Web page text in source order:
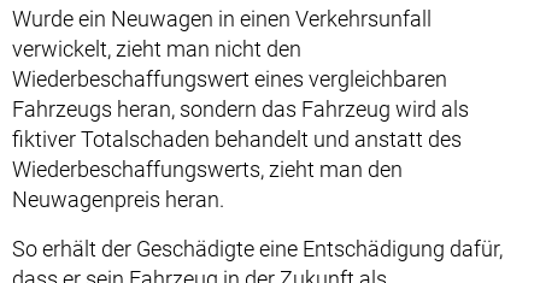
Wurde ein Neuwagen in einen Verkehrsunfall
verwickelt, zieht man nicht den
Wiederbeschaffungswert eines vergleichbaren
Fahrzeugs heran, sondern das Fahrzeug wird als
fiktiver Totalschaden behandelt und anstatt des
Wiederbeschaffungswerts, zieht man den
Neuwagenpreis heran.
So erhält der Geschädigte eine Entschädigung dafür,